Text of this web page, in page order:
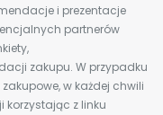
i prezentacje
partnerów
zakupu. W przypadku
w każdej chwili
korzystając z linku